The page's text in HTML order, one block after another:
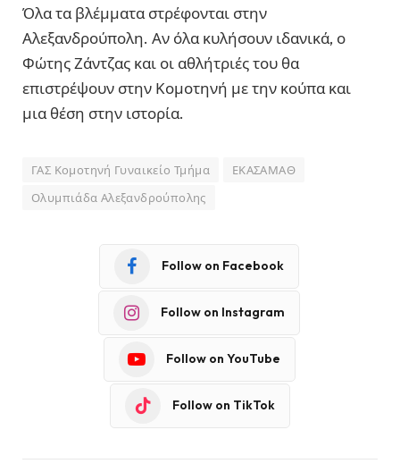
Όλα τα βλέμματα στρέφονται στην
Αλεξανδρούπολη. Αν όλα κυλήσουν ιδανικά, ο
Φώτης Ζάντζας και οι αθλήτριές του θα
επιστρέψουν στην Κομοτηνή με την κούπα και
μια θέση στην ιστορία.
ΓΑΣ Κομοτηνή Γυναικείο Τμήμα
ΕΚΑΣΑΜΑΘ
Ολυμπιάδα Αλεξανδρούπολης
Follow on Facebook
Follow on Instagram
Follow on YouTube
Follow on TikTok